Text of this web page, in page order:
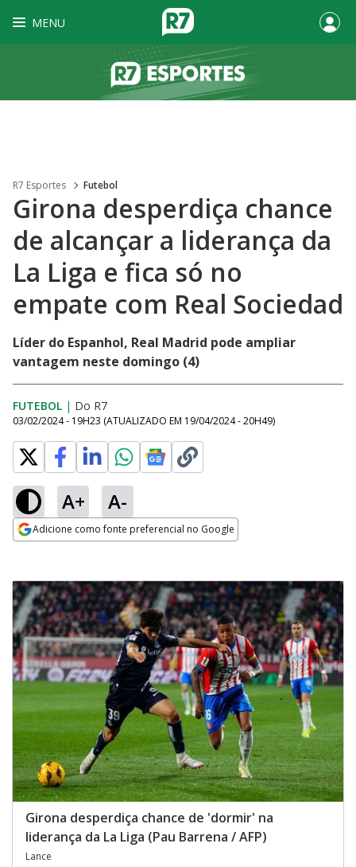
MENU
R7 Esportes Futebol
Girona desperdiça chance
de alcançar a liderança da
La Liga e fica só no
empate com Real Sociedad
Líder do Espanhol, Real Madrid pode ampliar
vantagem neste domingo (4)
FUTEBOL | Do R7
03/02/2024 - 19H23 (ATUALIZADO EM 19/04/2024 - 20H49)
A+ A-
Adicione como fonte preferencial no Google
Girona desperdiça chance de 'dormir' na
liderança da La Liga (Pau Barrena / AFP)
Lance